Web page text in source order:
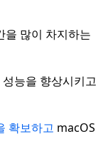
을 많이 차지하는
능을 향상시키고
확보하고 macOS